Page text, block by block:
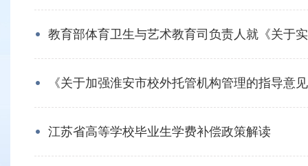
教育部体育卫生与艺术教育司负责人就《关于
《关于加强淮安市校外托管机构管理的指导意
江苏省高等学校毕业生学费补偿政策解读